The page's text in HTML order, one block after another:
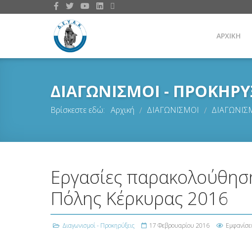
ΑΡΧΙΚΗ
ΔΙΑΓΩΝΙΣΜΟΙ -
Βρίσκεστε εδώ: Αρχική / ΔΙΑΓΩΝΙΣΜΟΙ /
Εργασίες
Πόλης Κέρκυρας 2016
Διαγωνισμοί - Προκηρύξεις 17 Φεβρουαρίου 2016